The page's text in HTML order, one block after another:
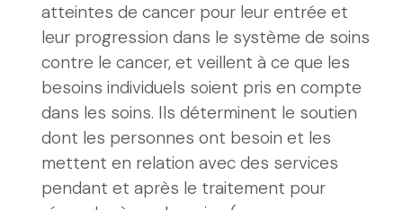
atteintes de cancer pour leur entrée et
leur progression dans le système de soins
contre le cancer, et veillent à ce que les
besoins individuels soient pris en compte
dans les soins. Ils déterminent le soutien
dont les personnes ont besoin et les
mettent en relation avec des services
pendant et après le traitement pour